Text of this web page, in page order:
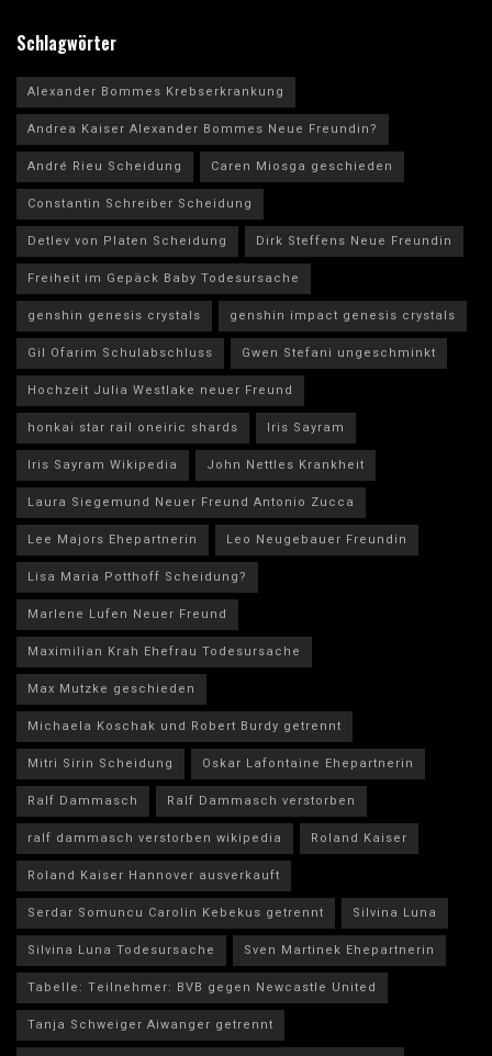
Schlagwörter
Alexander Bommes Krebserkrankung
Andrea Kaiser Alexander Bommes Neue Freundin?
André Rieu Scheidung
Caren Miosga geschieden
Constantin Schreiber Scheidung
Detlev von Platen Scheidung
Dirk Steffens Neue Freundin
Freiheit im Gepäck Baby Todesursache
genshin genesis crystals
genshin impact genesis crystals
Gil Ofarim Schulabschluss
Gwen Stefani ungeschminkt
Hochzeit Julia Westlake neuer Freund
honkai star rail oneiric shards
Iris Sayram
Iris Sayram Wikipedia
John Nettles Krankheit
Laura Siegemund Neuer Freund Antonio Zucca
Lee Majors Ehepartnerin
Leo Neugebauer Freundin
Lisa Maria Potthoff Scheidung?
Marlene Lufen Neuer Freund
Maximilian Krah Ehefrau Todesursache
Max Mutzke geschieden
Michaela Koschak und Robert Burdy getrennt
Mitri Sirin Scheidung
Oskar Lafontaine Ehepartnerin
Ralf Dammasch
Ralf Dammasch verstorben
ralf dammasch verstorben wikipedia
Roland Kaiser
Roland Kaiser Hannover ausverkauft
Serdar Somuncu Carolin Kebekus getrennt
Silvina Luna
Silvina Luna Todesursache
Sven Martinek Ehepartnerin
Tabelle: Teilnehmer: BVB gegen Newcastle United
Tanja Schweiger Aiwanger getrennt